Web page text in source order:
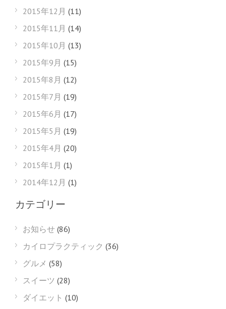
2015年12月 (11)
2015年11月 (14)
2015年10月 (13)
2015年9月 (15)
2015年8月 (12)
2015年7月 (19)
2015年6月 (17)
2015年5月 (19)
2015年4月 (20)
2015年1月 (1)
2014年12月 (1)
カテゴリー
お知らせ (86)
カイロプラクティック (36)
グルメ (58)
スイーツ (28)
ダイエット (10)